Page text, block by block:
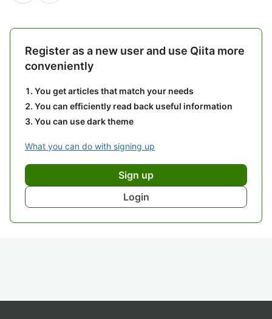
Register as a new user and use Qiita more
conveniently
You get articles that match your needs
You can efficiently read back useful information
You can use dark theme
What you can do with signing up
Sign up
Login